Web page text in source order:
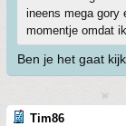
ineens mega gory
momentje omdat
Ben je het gaat
Tim86